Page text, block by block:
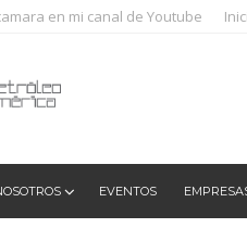
en mi canal de Youtube
EVENTOS